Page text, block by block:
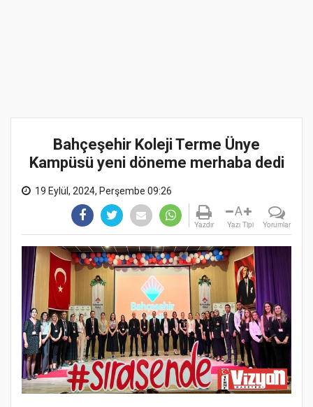
Bahçeşehir Koleji Terme Ünye
Kampüsü yeni döneme merhaba dedi
19 Eylül, 2024, Perşembe 09:26
Yazdır
A
Yazı Tipi Yorumlar